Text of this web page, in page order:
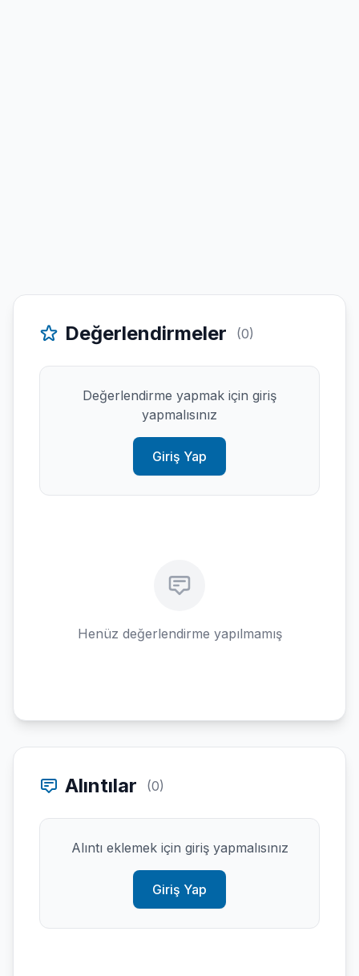
Değerlendirmeler (0)
Değerlendirme yapmak için giriş
yapmalısınız
Giriş Yap
Henüz değerlendirme yapılmamış
Alıntılar (0)
Alıntı eklemek için giriş yapmalısınız
Giriş Yap